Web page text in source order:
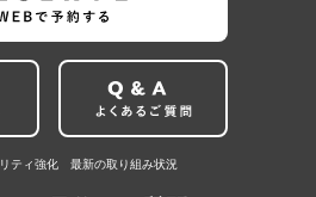
ティ強化 最新の取り組み状況